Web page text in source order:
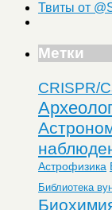
Твиты от
Метки
CRISPR/
Астрофизика
Библиотека